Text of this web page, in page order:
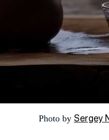
Photo by Sergey